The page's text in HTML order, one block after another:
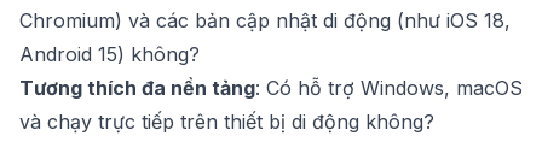
Chromium) và các bản cập nhật di động (như iOS 18,
Android 15) không?
Tương thích đa nền tảng: Có hỗ trợ Windows, macOS
và chạy trực tiếp trên thiết bị di động không?